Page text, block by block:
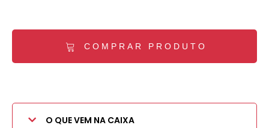
COMPRAR PRODUTO
O QUE VEM NA CAIXA